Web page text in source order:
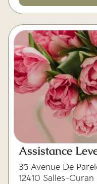
Assistance
35 Avenue De
12410 Salles-Curan